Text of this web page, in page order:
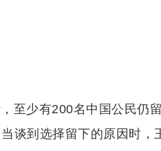
至少有200名中国公民仍
谈到选择留下的原因时，